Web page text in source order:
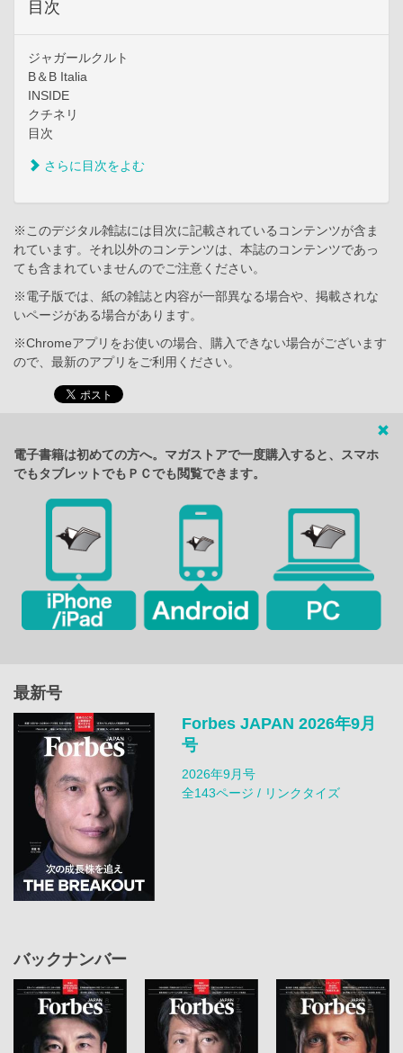
目次
ジャガールクルト
B＆B Italia
INSIDE
クチネリ
目次
さらに目次をよむ
※このデジタル雑誌には目次に記載されているコンテンツが含ま
れています。それ以外のコンテンツは、本誌のコンテンツであっ
ても含まれていませんのでご注意ください。
※電子版では、紙の雑誌と内容が一部異なる場合や、掲載されな
いページがある場合があります。
※Chromeアプリをお使いの場合、購入できない場合がございます
ので、最新のアプリをご利用ください。
電子書籍は初めての方へ。マガストアで一度購入すると、スマホ
でもタブレットでもＰＣでも閲覧できます。
最新号
Forbes JAPAN 2026年9月
号
2026年9月号
全143ページ / リンクタイズ
バックナンバー